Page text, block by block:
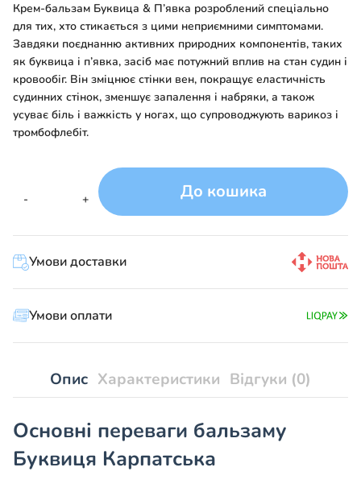
Крем-бальзам Буквица & П’явка розроблений спеціально
для тих, хто стикається з цими неприємними симптомами.
Завдяки поєднанню активних природних компонентів, таких
як буквица і п’явка, засіб має потужний вплив на стан судин і
кровообіг. Він зміцнює стінки вен, покращує еластичність
судинних стінок, зменшує запалення і набряки, а також
усуває біль і важкість у ногах, що супроводжують варикоз і
тромбофлебіт.
-
Бальзам
Карпатська
Рослина
Карпат
50
мл
кількість
+ До кошика
Умови доставки
Умови оплати
Опис Характеристики Відгуки (0)
Основні переваги бальзаму
Буквиця Карпатська